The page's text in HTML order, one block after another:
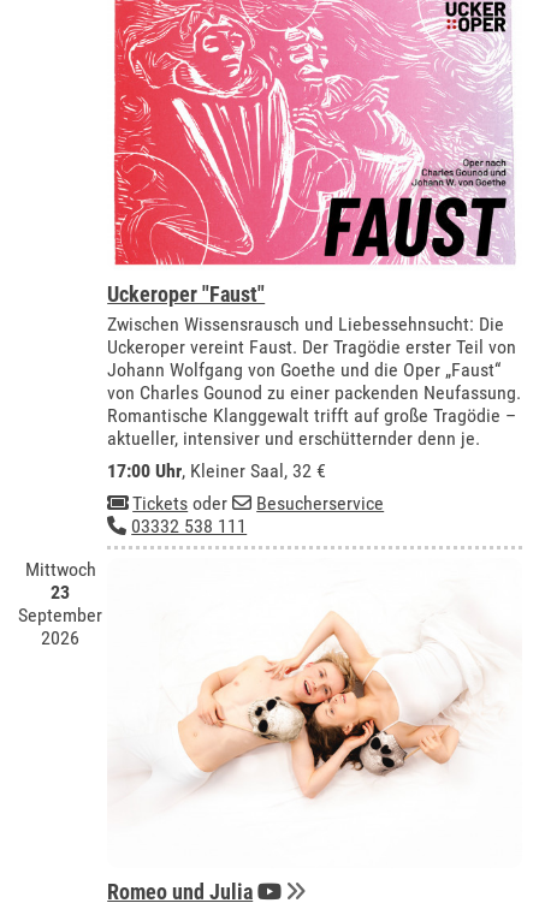
Uckeroper "Faust"
Zwischen Wissensrausch und Liebessehnsucht: Die
Uckeroper vereint Faust. Der Tragödie erster Teil von
Johann Wolfgang von Goethe und die Oper „Faust“
von Charles Gounod zu einer packenden Neufassung.
Romantische Klanggewalt trifft auf große Tragödie –
aktueller, intensiver und erschütternder denn je.
17:00 Uhr, Kleiner Saal , 32 €
Tickets oder
Besucherservice
03332 538 111
Mittwoch
23
September
2026
Romeo und Julia